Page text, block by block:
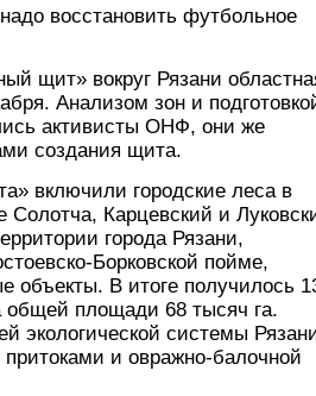
восстановить футбольное
щит» вокруг Рязани
Анализом зон и
активисты ОНФ, они же
создания щита.
включили городские леса в
Солотча, Карцевский и
города Рязани,
Борковской пойме,
объекты. В итоге получилось
общей площади 68 тысяч га.
экологической системы
притоками и овражно-балочной